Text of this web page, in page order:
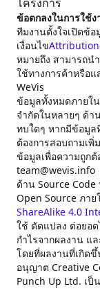
โครงการ
ข้อตกลงในการใช้
ทีมงานตั้งใจเปิดข้
เงื่อนไข
หมายถึง สามารถน
ใช้ทางการค้าหรือแ
WeVis
ข้อมูลทั้งหมดภายใ
จำกัดในหลายๆ ด้า
ทบใดๆ หากมีข้อมูล
ต้องการสอบถามเพิ่
ข้อมูลเพื่อความถูก
team@wevis.info
ด้าน Source
Open Source ภาย
ShareAlike 4.0
ใช้ ดัดแปลง ต่อยอ
กำไรจากผลงาน แ
โดยที่ผลงานที่เกิดขึ้
อนุญาต Creative
Punch Up Ltd. เ